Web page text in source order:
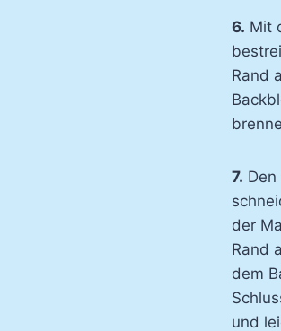
6. Mit
Rand
7.
der
Rand
dem
und